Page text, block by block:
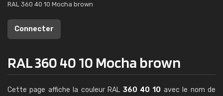
RAL 360 40 10 Mocha brown
Connecter
RAL 360 40 10 Mocha brown
Cette page affiche la couleur RAL 360 40 10 avec le nom de